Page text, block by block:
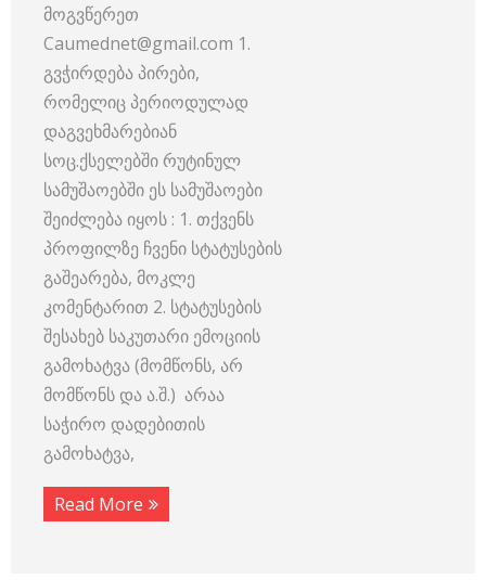
მოგვწერეთ
Caumednet@gmail.com 1.
გვჭირდება პირები,
რომელიც პერიოდულად
დაგვეხმარებიან
სოც.ქსელებში რუტინულ
სამუშაოებში ეს სამუშაოები
შეიძლება იყოს : 1. თქვენს
პროფილზე ჩვენი სტატუსების
გაშეარება, მოკლე
კომენტარით 2. სტატუსების
შესახებ საკუთარი ემოციის
გამოხატვა (მომწონს, არ
მომწონს და ა.შ.) არაა
საჭირო დადებითის
გამოხატვა,
Read More